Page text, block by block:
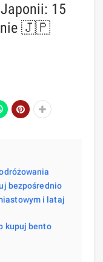
15
🇯🇵
bezpośrednio
i lataj
kupuj bento